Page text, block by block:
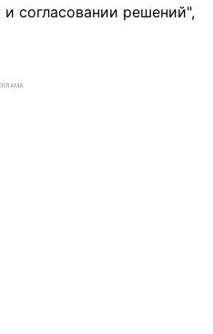
согласовании решений",